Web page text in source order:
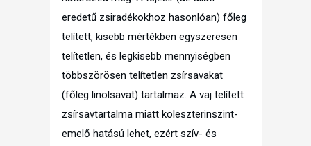
eredetű zsiradékokhoz hasonlóan) főleg
telített, kisebb mértékben egyszeresen
telítetlen, és legkisebb mennyiségben
többszörösen telítetlen zsírsavakat
(főleg linolsavat) tartalmaz. A vaj telített
zsírsavtartalma miatt koleszterinszint-
emelő hatású lehet, ezért szív- és